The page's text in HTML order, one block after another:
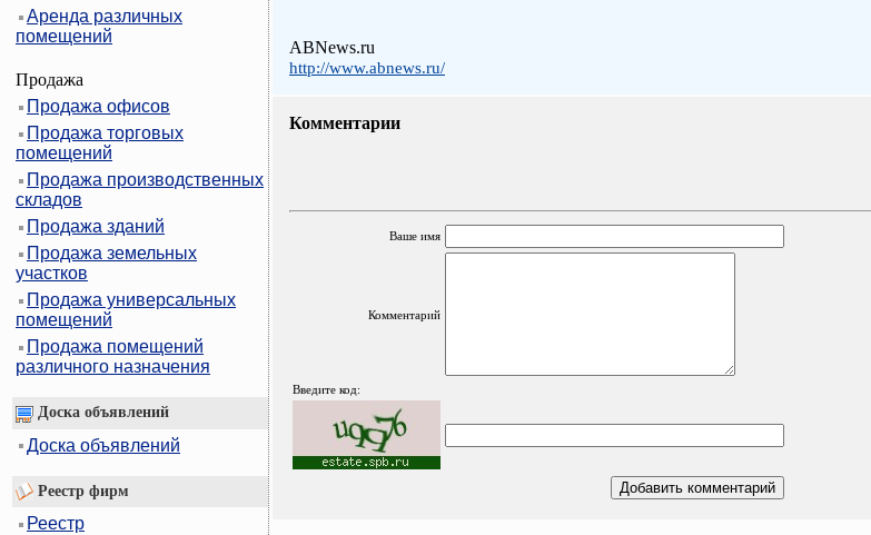
Аренда различных
помещений
Продажа
Продажа офисов
Продажа торговых
помещений
Продажа производственных
складов
Продажа зданий
Продажа земельных
участков
Продажа универсальных
помещений
Продажа помещений
различного назначения
Доска объявлений
Доска объявлений
Реестр фирм
Реестр
ABNews.ru
http://www.abnews.ru/
Комментарии
Ваше имя
Комментарий
Введите код: